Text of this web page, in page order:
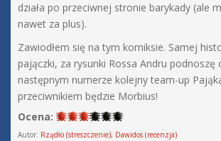
działa po przeciwnej stronie barykady (ale
nawet za plus).
Zawiodłem się na tym komiksie. Samej
pajączki, za rysunki Rossa Andru podnoszę
następnym numerze kolejny team-up
przeciwnikiem będzie Morbius!
Ocena:
Autor: Rządło (streszczenie), Dawidos (recenzja)